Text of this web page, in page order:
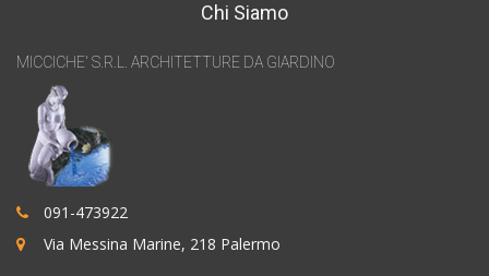
Chi Siamo
MICCICHE' S.R.L. ARCHITETTURE DA GIARDINO
091-473922
Via Messina Marine, 218 Palermo